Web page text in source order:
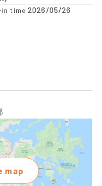
in time2026/05/26
map